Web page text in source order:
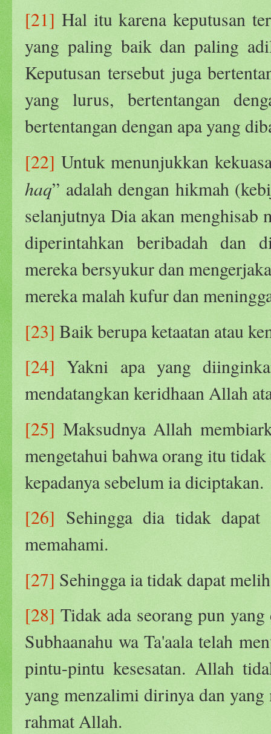
[21] Hal itu karena keputusan
yang paling baik dan paling
Keputusan tersebut juga
yang lurus, bertentangan
bertentangan dengan apa yang
[22] Untuk menunjukkan
haq” adalah dengan hikmah
selanjutnya Dia akan menghisab
diperintahkan beribadah dan
mereka bersyukur dan
mereka malah kufur dan
[23] Baik berupa ketaatan atau
[24] Yakni apa yang
mendatangkan keridhaan Allah
[25] Maksudnya Allah
mengetahui bahwa orang itu
kepadanya sebelum ia diciptakan.
[26] Sehingga dia tidak
memahami.
[27] Sehingga ia tidak dapat
[28] Tidak ada seorang pun
Subhaanahu wa Ta'aala telah
pintu-pintu kesesatan. Allah
yang menzalimi dirinya dan
rahmat Allah.